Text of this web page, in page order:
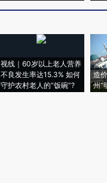
视线｜60岁以上老人营养
不良发生率达15.3% 如何
守护农村老人的“饭碗”?
造
州“